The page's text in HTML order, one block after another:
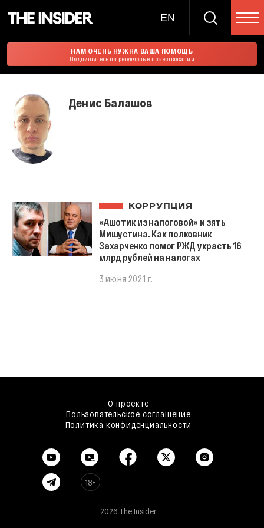
EN
НАМ ОЧЕНЬ НУЖНА ВАША ПОМОЩЬ
Подпишитесь на регулярные пожертвования
Денис Балашов
КОРРУПЦИЯ
«Ашотик из налоговой» и зять
Мишустина. Как полковник
Захарченко помог РЖД украсть 16
млрд рублей на налогах
3 июня 2021 г.
О проекте
Пользовательское соглашение
Политика конфиденциальности
18+
2026 The Insider